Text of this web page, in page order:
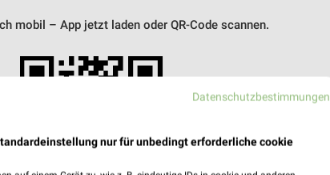
mobil – App jetzt laden oder QR-Code scannen.
Datenschutzbestimmungen
nur für unbedingt erforderliche cookie